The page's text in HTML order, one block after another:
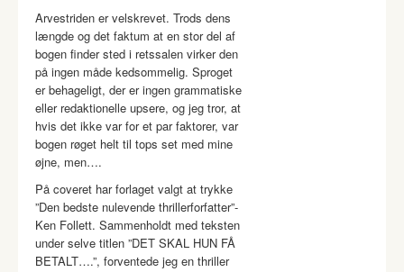
Arvestriden er velskrevet. Trods dens
længde og det faktum at en stor del af
bogen finder sted i retssalen virker den
på ingen måde kedsommelig. Sproget
er behageligt, der er ingen grammatiske
eller redaktionelle upsere, og jeg tror, at
hvis det ikke var for et par faktorer, var
bogen røget helt til tops set med mine
øjne, men….
På coveret har forlaget valgt at trykke
”Den bedste nulevende thrillerforfatter”-
Ken Follett. Sammenholdt med teksten
under selve titlen ”DET SKAL HUN FÅ
BETALT….”, forventede jeg en thriller